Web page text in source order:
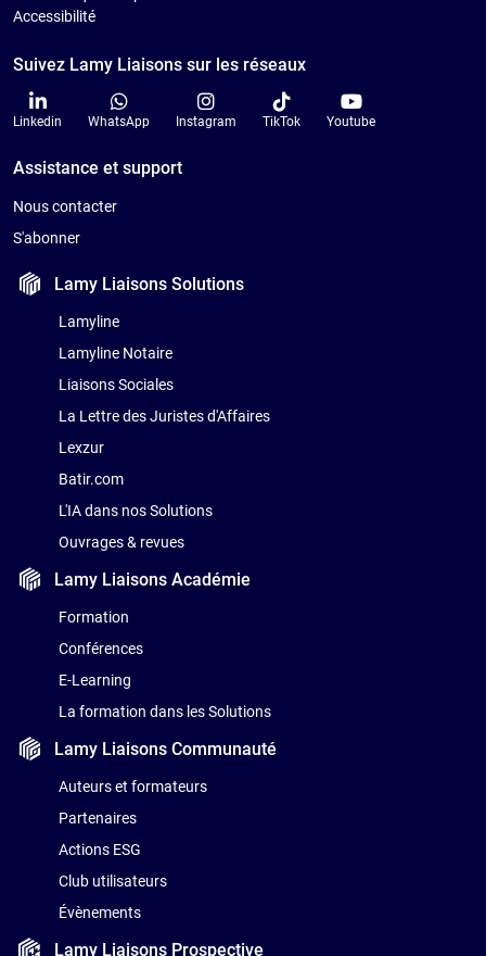
Accessibilité
Suivez Lamy Liaisons sur les réseaux
Linkedin WhatsApp Instagram TikTok Youtube
Assistance et support
Nous contacter
S'abonner
Lamy LiaisonsSolutions
Lamyline
Lamyline Notaire
Liaisons Sociales
La Lettre des Juristes d'Affaires
Lexzur
Batir.com
L'IA dans nos Solutions
Ouvrages & revues
Lamy LiaisonsAcadémie
Formation
Conférences
E-Learning
La formation dans les Solutions
Lamy LiaisonsCommunauté
Auteurs et formateurs
Partenaires
Actions ESG
Club utilisateurs
Évènements
Lamy Liaisons Prospective